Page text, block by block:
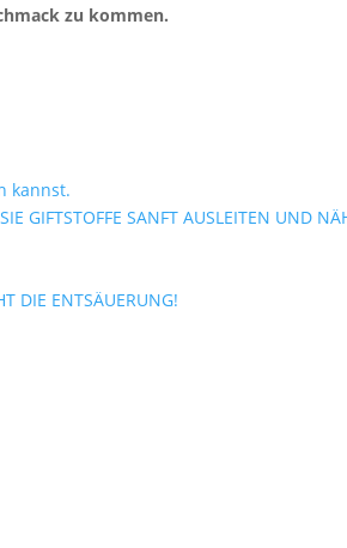
zu kommen.
kannst.
GIFTSTOFFE SANFT AUSLEITEN UND
DIE ENTSÄUERUNG!